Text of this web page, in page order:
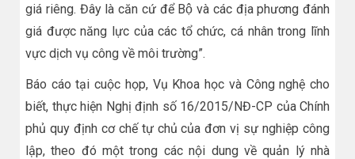
giá riêng. Đây là căn cứ để Bộ và các địa phương đánh
giá được năng lực của các tổ chức, cá nhân trong lĩnh
vực dịch vụ công về môi trường”.​​​
Báo cáo tại cuộc họp, Vụ Khoa học và Công nghệ cho
biết, thực hiện Nghị định số 16/2015/NĐ-CP của Chính
phủ quy định cơ chế tự chủ của đơn vị sự nghiệp công
lập, theo đó một trong các nội dung về quản lý nhà